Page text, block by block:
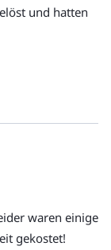
und hatten
waren einige
gekostet!